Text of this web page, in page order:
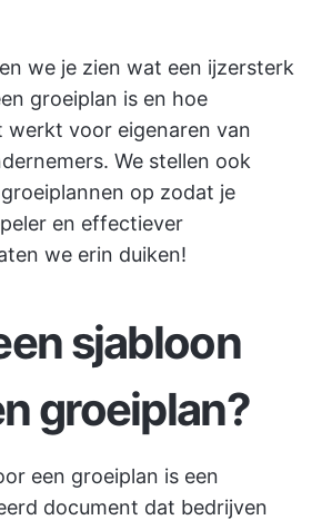
we je zien wat een ijzersterk
groeiplan is en hoe
werkt voor eigenaren van
We stellen ook
op zodat je
en effectiever
we erin duiken!
sjabloon
groeiplan?
een groeiplan is een
document dat bedrijven